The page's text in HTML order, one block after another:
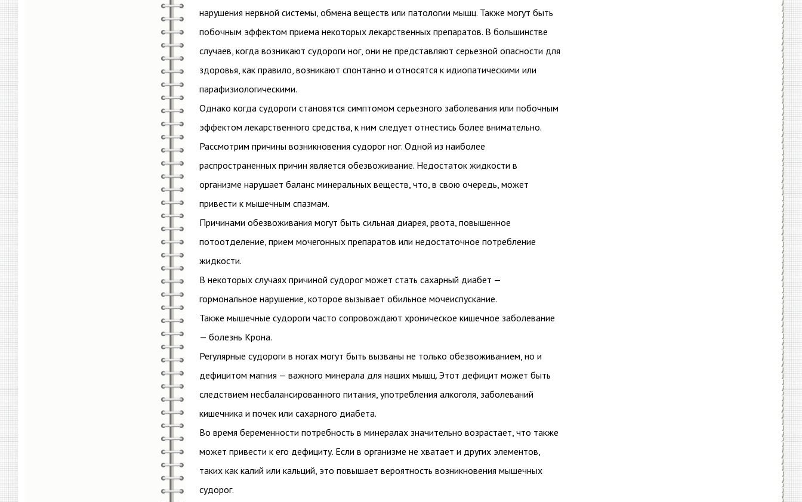
нарушения нервной системы, обмена веществ или патологии мышц. Также могут быть
побочным эффектом приема некоторых лекарственных препаратов. В большинстве
случаев, когда возникают судороги ног, они не представляют серьезной опасности для
здоровья, как правило, возникают спонтанно и относятся к идиопатическими или
парафизиологическими.
Однако когда судороги становятся симптомом серьезного заболевания или побочным
эффектом лекарственного средства, к ним следует отнестись более внимательно.
Рассмотрим причины возникновения судорог ног. Одной из наиболее
распространенных причин является обезвоживание. Недостаток жидкости в
организме нарушает баланс минеральных веществ, что, в свою очередь, может
привести к мышечным спазмам.
Причинами обезвоживания могут быть сильная диарея, рвота, повышенное
потоотделение, прием мочегонных препаратов или недостаточное потребление
жидкости.
В некоторых случаях причиной судорог может стать сахарный диабет —
гормональное нарушение, которое вызывает обильное мочеиспускание.
Также мышечные судороги часто сопровождают хроническое кишечное заболевание
— болезнь Крона.
Регулярные судороги в ногах могут быть вызваны не только обезвоживанием, но и
дефицитом магния — важного минерала для наших мышц. Этот дефицит может быть
следствием несбалансированного питания, употребления алкоголя, заболеваний
кишечника и почек или сахарного диабета.
Во время беременности потребность в минералах значительно возрастает, что также
может привести к его дефициту. Если в организме не хватает и других элементов,
таких как калий или кальций, это повышает вероятность возникновения мышечных
судорог.